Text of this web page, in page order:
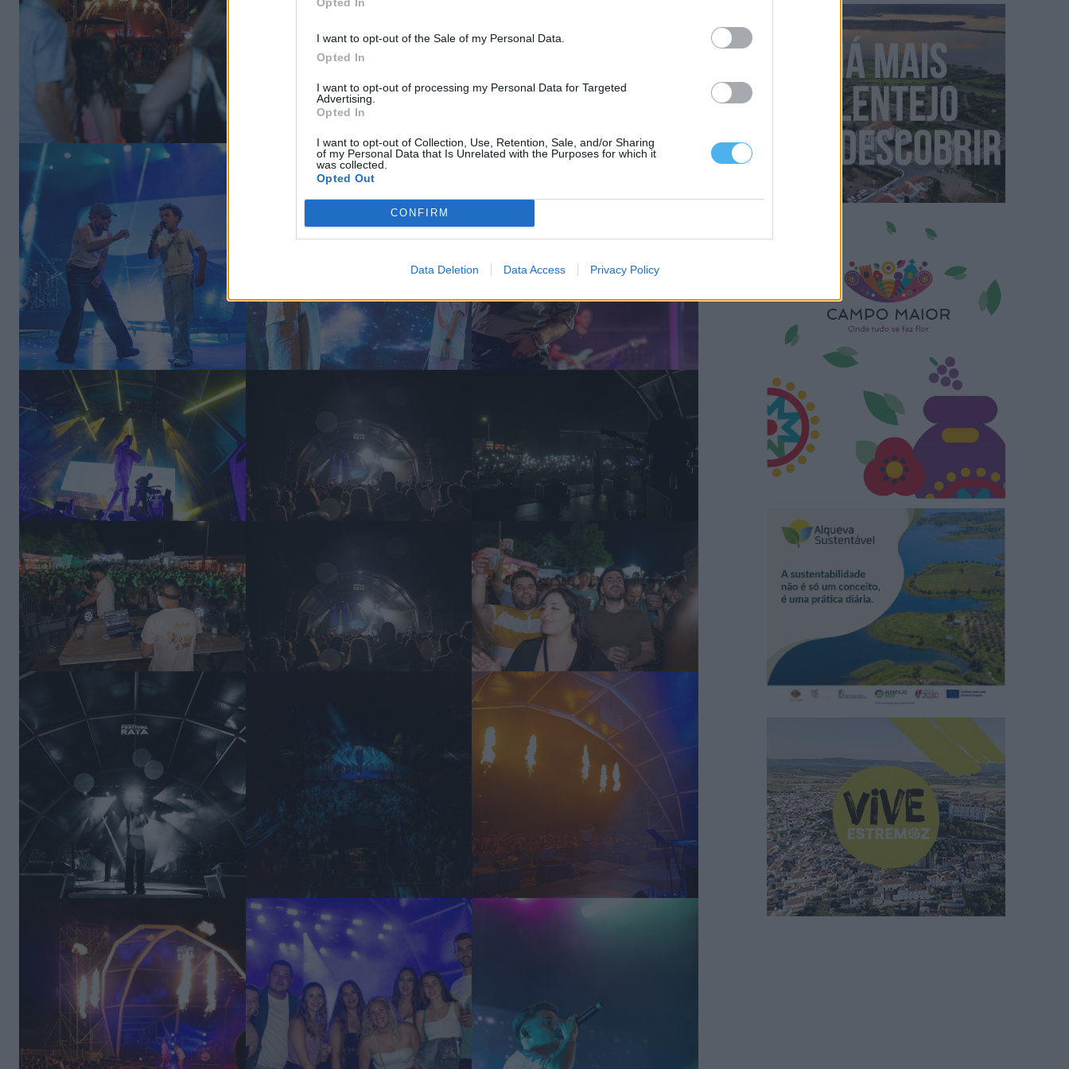
I want to opt-out of the Sale of my Personal Data.
Opted In
I want to opt-out of processing my Personal Data for Targeted
Advertising.
Opted In
I want to opt-out of Collection, Use, Retention, Sale, and/or Sharing
of my Personal Data that Is Unrelated with the Purposes for which it
was collected.
Opted Out
CONFIRM
Data Deletion Data Access Privacy Policy